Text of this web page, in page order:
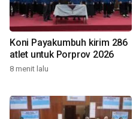
Koni Payakumbuh kirim 286
atlet untuk Porprov 2026
8 menit lalu